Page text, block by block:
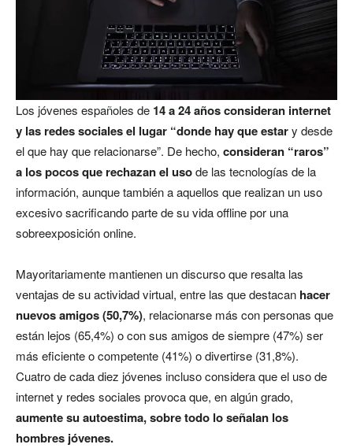
Los jóvenes españoles de 14 a 24 años consideran internet
y las redes sociales el lugar “donde hay que estary desde
el que hay que relacionarse”. De hecho, consideran “raros”
a los pocos que rechazan el usode las tecnologías de la
información, aunque también a aquellos que realizan un uso
excesivo sacrificando parte de su vida offline por una
sobreexposición online.
Mayoritariamente mantienen un discurso que resalta las
ventajas de su actividad virtual, entre las que destacan hacer
nuevos amigos (50,7%), relacionarse más con personas que
están lejos (65,4%) o con sus amigos de siempre (47%) ser
más eficiente o competente (41%) o divertirse (31,8%).
Cuatro de cada diez jóvenes incluso considera que el uso de
internet y redes sociales provoca que, en algún grado,
aumente su autoestima, sobre todo lo señalan los
hombres jóvenes.